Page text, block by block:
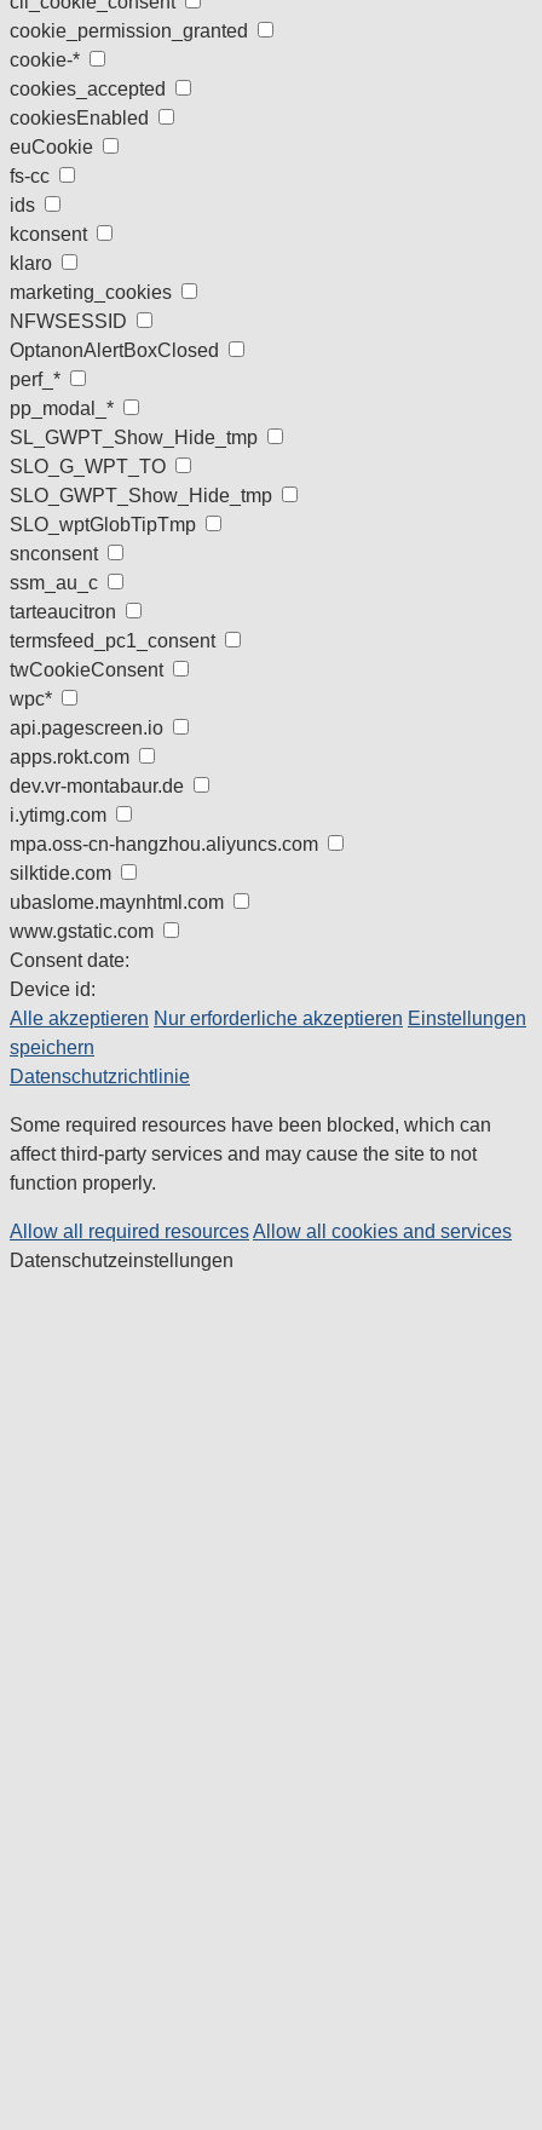
cookie_permission_granted
cookie-*
cookies_accepted
cookiesEnabled
euCookie
fs-cc
ids
kconsent
klaro
marketing_cookies
NFWSESSID
OptanonAlertBoxClosed
perf_*
pp_modal_*
SL_GWPT_Show_Hide_tmp
SLO_G_WPT_TO
SLO_GWPT_Show_Hide_tmp
SLO_wptGlobTipTmp
snconsent
ssm_au_c
tarteaucitron
termsfeed_pc1_consent
twCookieConsent
wpc*
api.pagescreen.io
apps.rokt.com
dev.vr-montabaur.de
i.ytimg.com
mpa.oss-cn-hangzhou.aliyuncs.com
silktide.com
ubaslome.maynhtml.com
www.gstatic.com
Consent date:
Device id:
Alle akzeptieren Nur erforderliche akzeptieren Einstellungen
speichern
Datenschutzrichtlinie
Some required resources have been blocked, which can
affect third-party services and may cause the site to not
function properly.
Allow all required resourcesAllow all cookies and services
Datenschutzeinstellungen